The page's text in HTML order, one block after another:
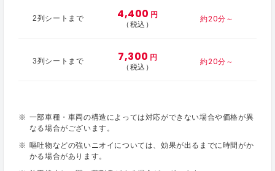
2列シートまで 4,400 円
（税込）
約20分～
3列シートまで 7,300 円
（税込）
約20分～
一部車種・車両の構造によっては対応ができない場合や価格が異
なる場合がございます。
嘔吐物などの強いニオイについては、効果が出るまでに時間がか
かる場合があります。